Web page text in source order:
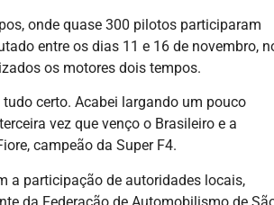
onde quase 300 pilotos participaram
entre os dias 11 e 16 de novembro,
os motores dois tempos.
certo. Acabei largando um pouco
vez que venço o Brasileiro e a
campeão da Super F4.
a participação de autoridades locais,